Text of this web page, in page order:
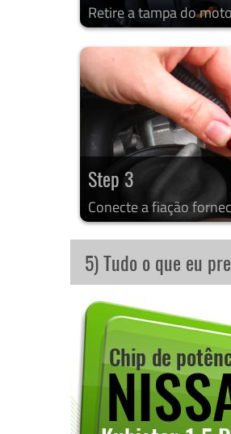
Retire a tampa do
Step 3
Conecte a fiação
5) Tudo o que eu